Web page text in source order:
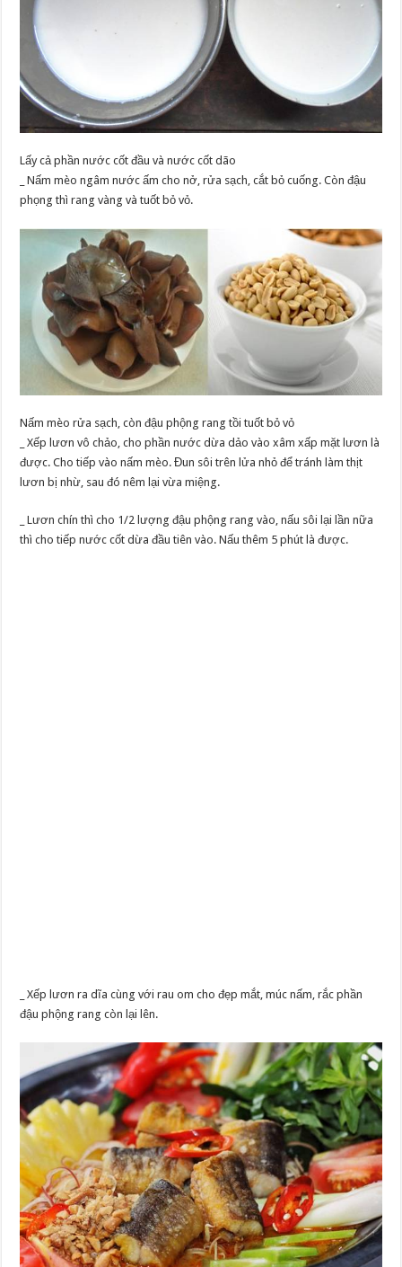
Lấy cả phần nước cốt đầu và nước cốt dão
_ Nấm mèo ngâm nước ấm cho nở, rửa sạch, cắt bỏ cuống. Còn đậu
phọng thì rang vàng và tuốt bỏ vỏ.
Nấm mèo rửa sạch, còn đậu phộng rang tồi tuốt bỏ vỏ
_ Xếp lươn vô chảo, cho phần nước dừa dảo vào xâm xấp mặt lươn là
được. Cho tiếp vào nấm mèo. Đun sôi trên lửa nhỏ để tránh làm thịt
lươn bị nhừ, sau đó nêm lại vừa miệng.
_ Lươn chín thì cho 1/2 lượng đậu phộng rang vào, nấu sôi lại lần nữa
thì cho tiếp nước cốt dừa đầu tiên vào. Nấu thêm 5 phút là được.
_ Xếp lươn ra dĩa cùng với rau om cho đẹp mắt, múc nấm, rắc phần
đậu phộng rang còn lại lên.